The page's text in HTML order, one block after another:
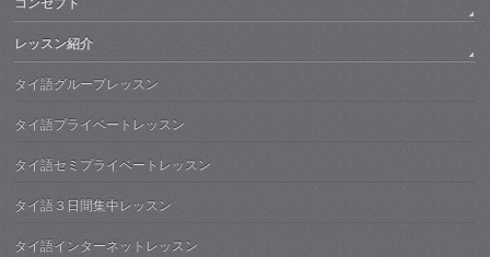
コンセプト
レッスン紹介
タイ語グループレッスン
タイ語プライベートレッスン
タイ語セミプライベートレッスン
タイ語３日間集中レッスン
タイ語インターネットレッスン